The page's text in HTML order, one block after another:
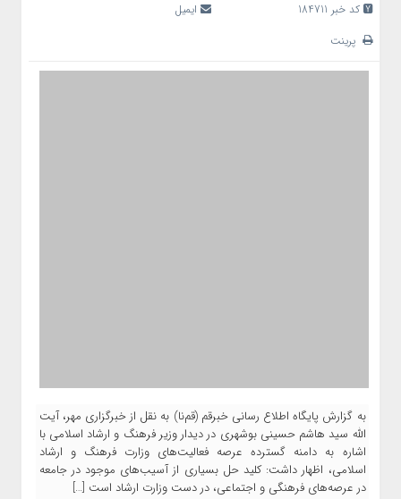
کد خبر 184711
ایمیل
پرینت
به گزارش پایگاه اطلاع رسانی خبرقم (قم‌نا) به نقل از خبرگزاری مهر، آیت
الله سید هاشم حسینی بوشهری در دیدار وزیر فرهنگ و ارشاد اسلامی با
اشاره به دامنه گسترده عرصه فعالیت‌های وزارت فرهنگ و ارشاد
اسلامی، اظهار داشت: کلید حل بسیاری از آسیب‌های موجود در جامعه
در عرصه‌های فرهنگی و اجتماعی، در دست وزارت ارشاد است […]